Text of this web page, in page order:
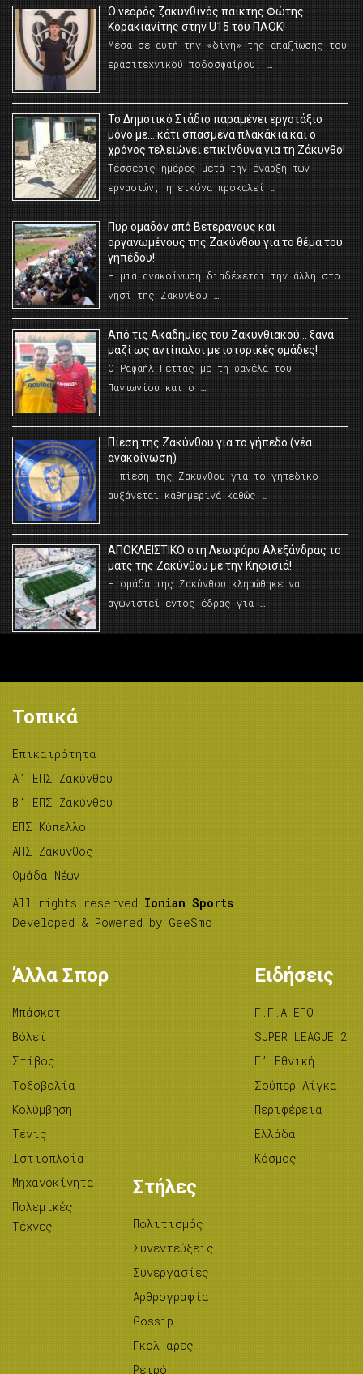
O νεαρός ζακυνθινός παίκτης Φώτης
Κορακιανίτης στην U15 του ΠΑΟΚ!
Μέσα σε αυτή την «δίνη» της απαξίωσης του
ερασιτεχνικού ποδοσφαίρου. …
Το Δημοτικό Στάδιο παραμένει εργοτάξιο
μόνο με… κάτι σπασμένα πλακάκια και ο
χρόνος τελειώνει επικίνδυνα για τη Ζάκυνθο!
Τέσσερις ημέρες μετά την έναρξη των
εργασιών, η εικόνα προκαλεί …
Πυρ ομαδόν από Βετεράνους και
οργανωμένους της Ζακύνθου για το θέμα του
γηπέδου!
Η μια ανακοίνωση διαδέχεται την άλλη στο
νησί της Ζακύνθου …
Από τις Ακαδημίες του Ζακυνθιακού… ξανά
μαζί ως αντίπαλοι με ιστορικές ομάδες!
Ο Ραφαήλ Πέττας με τη φανέλα του
Πανιωνίου και ο …
Πίεση της Ζακύνθου για το γήπεδο (νέα
ανακοίνωση)
Η πίεση της Ζακύνθου για το γηπεδικο
αυξάνεται καθημερινά καθώς …
AΠΟΚΛΕΙΣΤΙΚΟ στη Λεωφόρο Αλεξάνδρας το
ματς της Ζακύνθου με την Κηφισιά!
Η ομάδα της Ζακύνθου κληρώθηκε να
αγωνιστεί εντός έδρας για …
Τοπικά
Επικαιρότητα
A’ ΕΠΣ Ζακύνθου
B’ ΕΠΣ Ζακύνθου
ΕΠΣ Κύπελλο
ΑΠΣ Ζάκυνθος
Ομάδα Νέων
All rights reserved Ionian Sports .
Developed & Powered by GeeSmo .
Άλλα Σπορ
Μπάσκετ
Βόλεϊ
Στίβος
Tοξοβολία
Κολύμβηση
Τένις
Ιστιοπλοΐα
Μηχανοκίνητα
Πολεμικές
Τέχνες
Ειδήσεις
Γ.Γ.Α-ΕΠΟ
SUPER LEAGUE 2
Γ’ Εθνική
Σούπερ Λίγκα
Περιφέρεια
Ελλάδα
Κόσμος
Στήλες
Πολιτισμός
Συνεντεύξεις
Συνεργασίες
Αρθρογραφία
Gossip
Γκολ-αρες
Ρετρό